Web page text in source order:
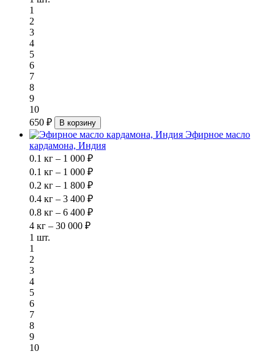
1
2
3
4
5
6
7
8
9
10
650 ₽
В корзину
Эфирное масло
кардамона, Индия
0.1 кг – 1 000 ₽
0.1 кг – 1 000 ₽
0.2 кг – 1 800 ₽
0.4 кг – 3 400 ₽
0.8 кг – 6 400 ₽
4 кг – 30 000 ₽
1 шт.
1
2
3
4
5
6
7
8
9
10